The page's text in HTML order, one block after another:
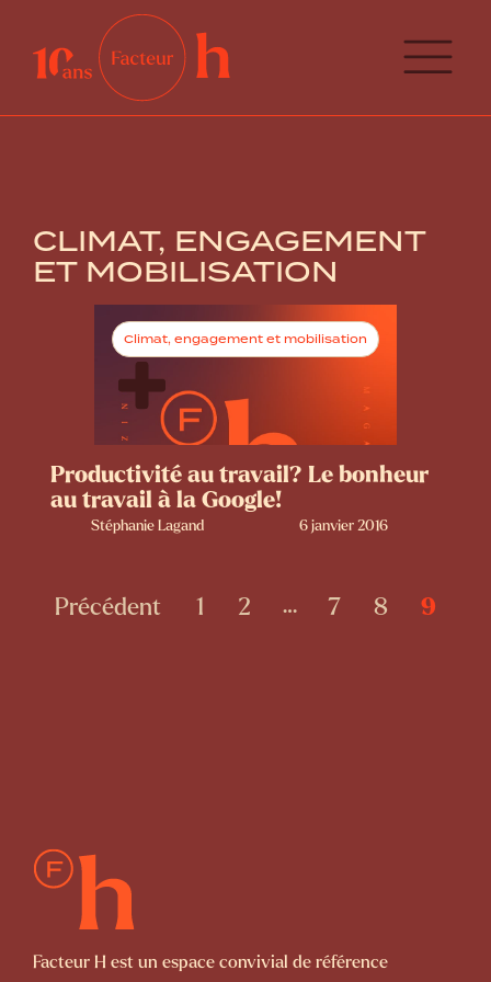
CLIMAT, ENGAGEMENT
ET MOBILISATION
Climat, engagement et mobilisation
Productivité au travail? Le bonheur
au travail à la Google!
Stéphanie Lagand 6 janvier 2016
Précédent 1 2 … 7 8 9
Facteur H est un espace convivial de référence